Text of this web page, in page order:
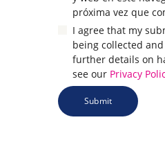
próxima vez que
I agree that my
being collected
further details on
see our Privacy